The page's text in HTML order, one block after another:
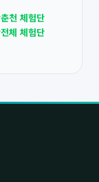
춘천 체험단
전체 체험단